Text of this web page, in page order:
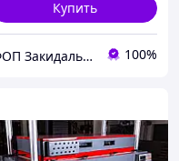
Купить
ФОП Закидальський Олександр Анатолійович 100%